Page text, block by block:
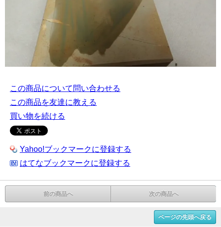
この商品について問い合わせる
この商品を友達に教える
買い物を続ける
Yahoo!ブックマークに登録する
はてなブックマークに登録する
前の商品へ 次の商品へ
ページの先頭へ戻る